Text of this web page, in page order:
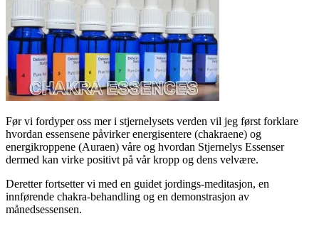
Før vi fordyper oss mer i stjernelysets verden vil jeg først forklare
hvordan essensene påvirker energisentere (chakraene) og
energikroppene (Auraen) våre og hvordan Stjernelys Essenser
dermed kan virke positivt på vår kropp og dens velvære.
Deretter fortsetter vi med en guidet jordings-meditasjon, en
innførende chakra-behandling og en demonstrasjon av
månedsessensen.